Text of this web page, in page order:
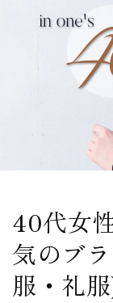
40代女
気のブ
服・礼